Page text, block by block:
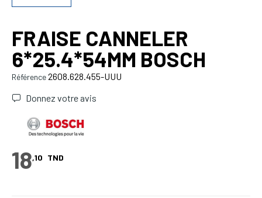
FRAISE CANNELER
6*25.4*54MM BOSCH
Référence2608.628.455-UUU
Donnez votre avis
18,10 TND